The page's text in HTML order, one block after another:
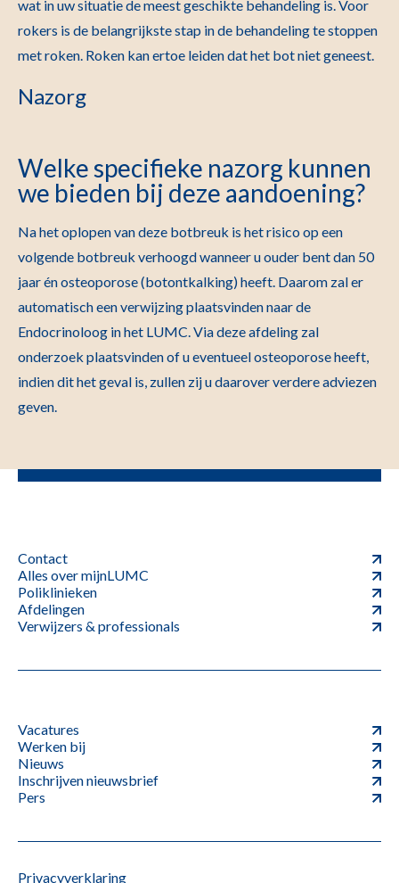
wat in uw situatie de meest geschikte behandeling is. Voor
rokers is de belangrijkste stap in de behandeling te stoppen
met roken. Roken kan ertoe leiden dat het bot niet geneest.
Nazorg
Welke specifieke nazorg kunnen
we bieden bij deze aandoening?
Na het oplopen van deze botbreuk is het risico op een
volgende botbreuk verhoogd wanneer u ouder bent dan 50
jaar én osteoporose (botontkalking) heeft. Daarom zal er
automatisch een verwijzing plaatsvinden naar de
Endocrinoloog in het LUMC. Via deze afdeling zal
onderzoek plaatsvinden of u eventueel osteoporose heeft,
indien dit het geval is, zullen zij u daarover verdere adviezen
geven.
Contact
Alles over mijnLUMC
Poliklinieken
Afdelingen
Verwijzers & professionals
Vacatures
Werken bij
Nieuws
Inschrijven nieuwsbrief
Pers
Privacyverklaring